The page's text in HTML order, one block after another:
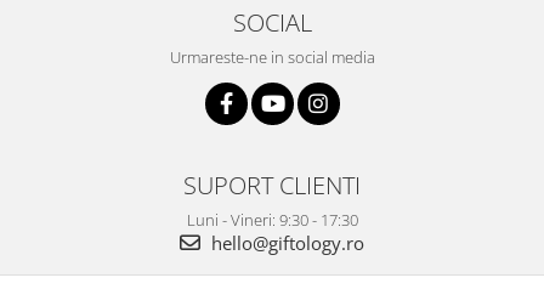
SOCIAL
Urmareste-ne in social media
SUPORT CLIENTI
Luni - Vineri: 9:30 - 17:30
hello@giftology.ro